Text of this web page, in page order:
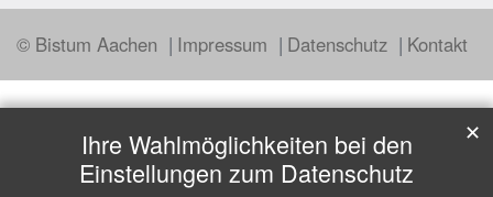
© Bistum Aachen Impressum Datenschutz Kontakt
Ihre Wahlmöglichkeiten bei den
Einstellungen zum Datenschutz
✕